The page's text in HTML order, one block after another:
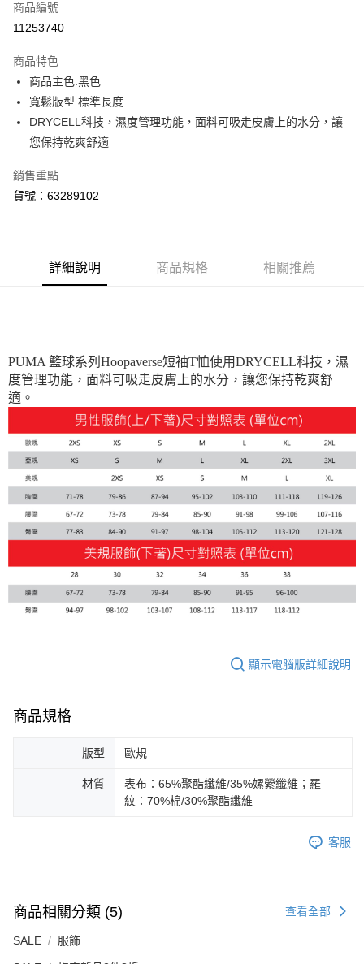
LINE Pay
街口支付
悠遊付
Google Pay
貨到付款
付款後7-11取貨
每筆NT$150，滿NT$1,800(含以上)免運費
宅配貨到付款(離島恕不配送)
每筆NT$180
商品編號
11253740
商品特色
商品主色:黑色
寬鬆版型 標準長度
DRYCELL科技，濕度管理功能，面料可吸走皮膚上的水分，讓
您保持乾爽舒適
銷售重點
貨號：63289102
詳細說明 商品規格 相關推薦
PUMA 籃球系列Hoopaverse短袖T恤使用DRYCELL科技，濕
度管理功能，面料可吸走皮膚上的水分，讓您保持乾爽舒
適。
顯示電腦版詳細說明
商品規格
版型 歐規
材質
表布：65%聚酯纖維/35%嫘縈纖維；羅
紋：70%棉/30%聚酯纖維
客服
商品相關分類 (5) 查看全部
SALE 服飾